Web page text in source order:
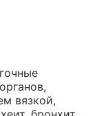
вязкой,